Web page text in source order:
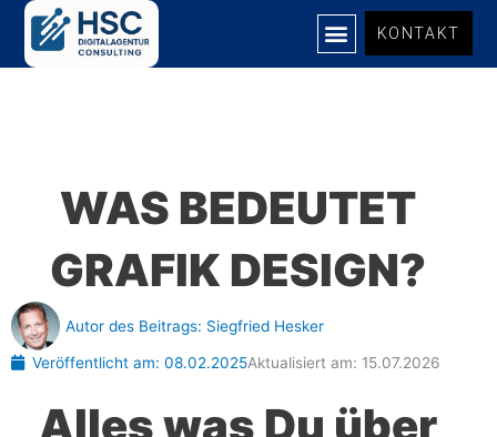
Zum
springen
KONTAKT
WAS BEDEUTET
GRAFIK DESIGN?
Autor des Beitrags: Siegfried Hesker
Veröffentlicht am: 08.02.2025Aktualisiert am: 15.07.2026
Alles was Du über